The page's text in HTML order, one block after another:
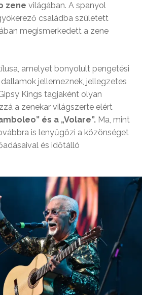
zene világában. A spanyol
családba született
megismerkedett a zene
amelyet bonyolult pengetési
jellemeznek, jellegzetes
Kings tagjaként olyan
a zenekar világszerte elért
és a „Volare”. Ma, mint
is lenyűgözi a közönséget
és időtálló